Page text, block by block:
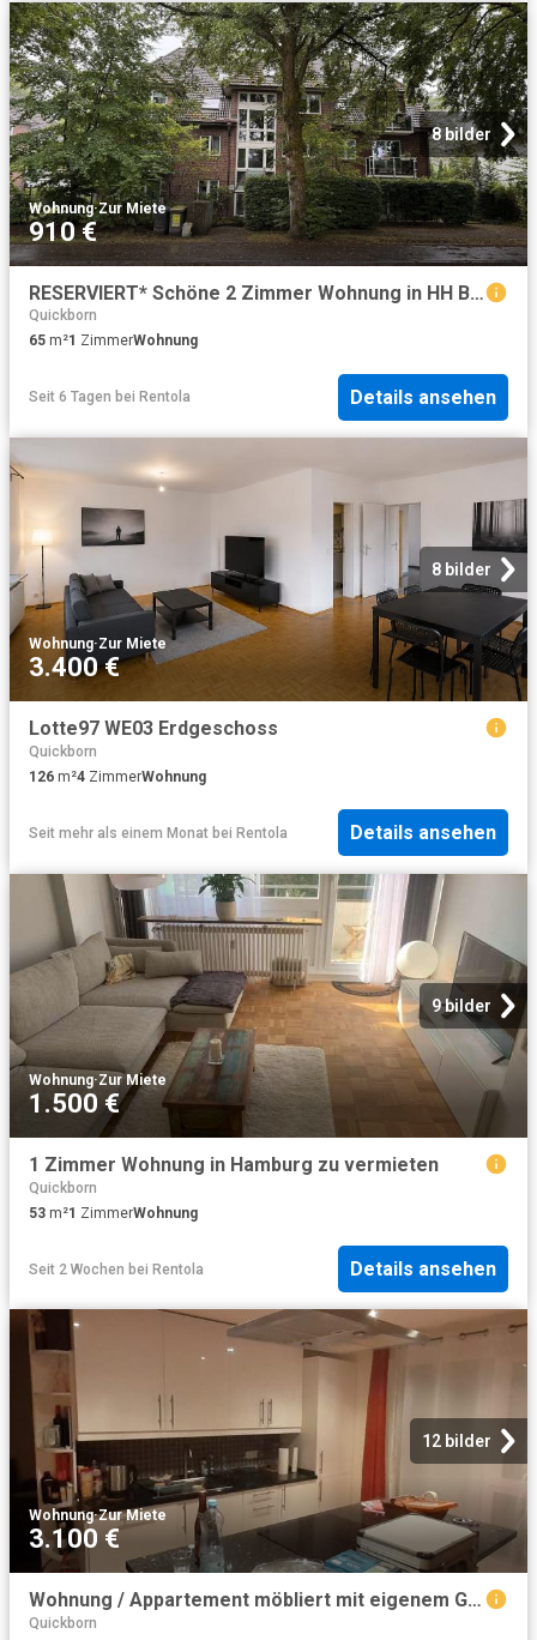
8 bilder
Wohnung·Zur Miete
910 €
RESERVIERT* Schöne 2 Zimmer Wohnung in HH Bergstedt
Quickborn
65 m²1 ZimmerWohnung
Seit 6 Tagen bei Rentola Details ansehen
8 bilder
Wohnung·Zur Miete
3.400 €
Lotte97 WE03 Erdgeschoss
Quickborn
126 m²4 ZimmerWohnung
Seit mehr als einem Monat bei Rentola Details ansehen
9 bilder
Wohnung·Zur Miete
1.500 €
1 Zimmer Wohnung in Hamburg zu vermieten
Quickborn
53 m²1 ZimmerWohnung
Seit 2 Wochen bei Rentola Details ansehen
12 bilder
Wohnung·Zur Miete
3.100 €
Wohnung / Appartement möbliert mit eigenem Gartenbereich
Quickborn